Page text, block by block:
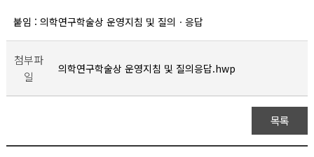
붙임 : 의학연구학술상 운영지침 및 질의ㆍ응답
첨부파
일
의학연구학술상 운영지침 및 질의응답.hwp
목록